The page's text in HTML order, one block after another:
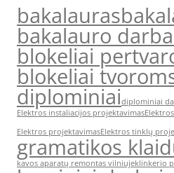
bakalauras
bakalauro
blokeliai
blokeliai
diplominiaidiplominiai
Elektros instaliacijos projektavimas
Elektros projektavimasElektros tinklų
gramatikos
kavos aparatų remontas vilniujeklinkerio